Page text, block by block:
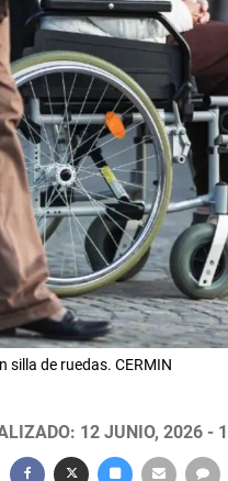
silla de ruedas. CERMIN
12 JUNIO, 2026 -